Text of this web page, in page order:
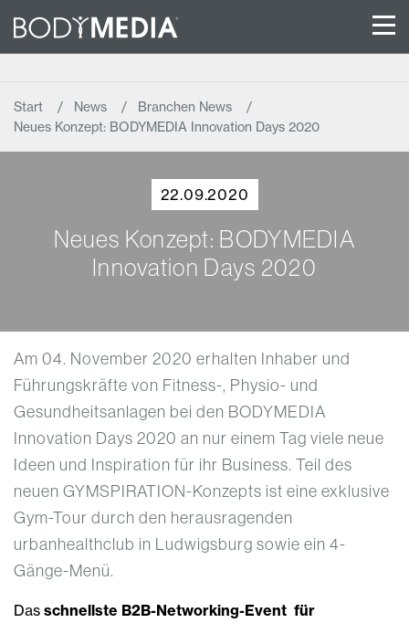
Start News
Branchen News
Neues Konzept: BODYMEDIA Innovation Days 2020
22.09.2020
Neues Konzept: BODYMEDIA
Innovation Days 2020
Am 04. November 2020 erhalten Inhaber und
Führungskräfte von Fitness-, Physio- und
Gesundheitsanlagen bei den BODYMEDIA
Innovation Days 2020 an nur einem Tag viele neue
Ideen und Inspiration für ihr Business. Teil des
neuen GYMSPIRATION-Konzepts ist eine exklusive
Gym-Tour durch den herausragenden
urbanhealthclub in Ludwigsburg sowie ein 4-
Gänge-Menü.
Das schnellste B2B-Networking-Event für